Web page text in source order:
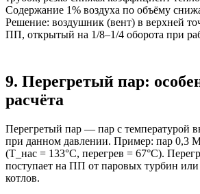
Содержание 1% воздуха по объёму
Решение: воздушник (вент) в верхней
ПП, открытый на 1/8–1/4 оборота при
9. Перегретый пар:
расчёта
Перегретый пар — пар с температурой
при данном давлении. Пример: пар 0,3
(T_нас = 133°C, перегрев = 67°C).
поступает на ПП от паровых турбин
котлов.